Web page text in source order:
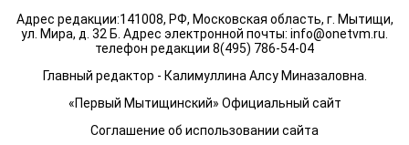
Адрес редакции:141008, РФ, Московская область, г. Мытищи,
ул. Мира, д. 32 Б. Адрес электронной почты: info@onetvm.ru
телефон редакции 8(495) 786-54-04
Главный редактор - Калимуллина Алсу Миназаловна.
«Первый Мытищинский» Официальный сайт
Соглашение об использовании сайта